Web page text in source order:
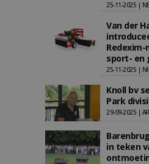
25-11-2025 |
Van der
Redexim-
sport- en
25-11-2025 |
Knoll bv
Park
29-09-2025 |
in teken